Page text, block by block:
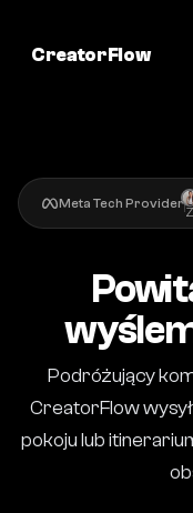
CreatorFlow
Meta Tech Provider
Podróżujący
CreatorFlow
pokoju lub